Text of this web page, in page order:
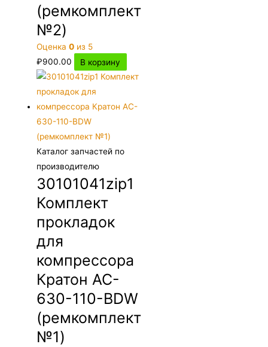
(ремкомплект
№2)
Оценка0 из 5
₽900.00 В корзину
Каталог запчастей по
производителю
30101041zip1
Комплект
прокладок
для
компрессора
Кратон AC-
630-110-BDW
(ремкомплект
№1)